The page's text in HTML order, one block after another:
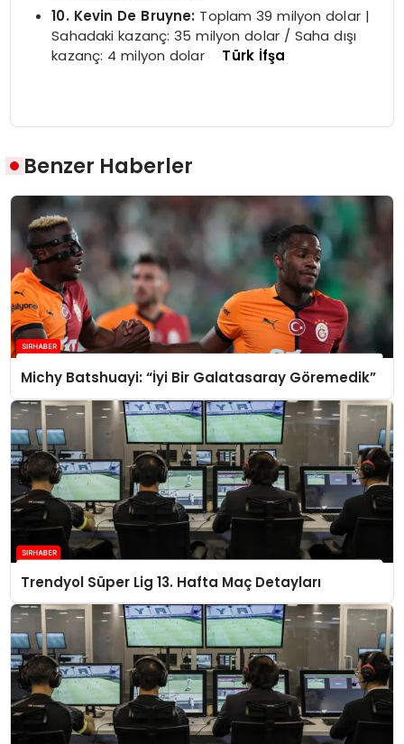
10. Kevin De Bruyne: Toplam 39 milyon dolar |
Sahadaki kazanç: 35 milyon dolar / Saha dışı
kazanç: 4 milyon dolar Türk İfşa
Benzer Haberler
Michy Batshuayi: “İyi Bir Galatasaray Göremedik”
Trendyol Süper Lig 13. Hafta Maç Detayları